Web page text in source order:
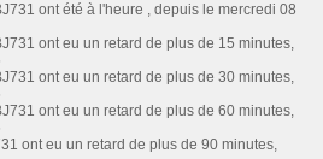
ont été à l'heure , depuis le mercredi 08
ont eu un retard de plus de 15 minutes,
ont eu un retard de plus de 30 minutes,
ont eu un retard de plus de 60 minutes,
ont eu un retard de plus de 90 minutes,